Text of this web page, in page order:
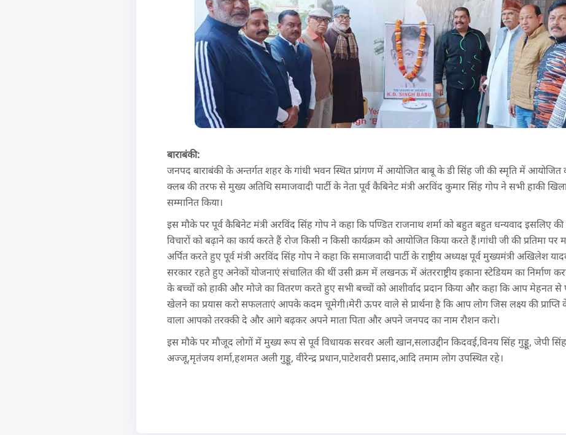
बाराबंकी:
जनपद बाराबंकी के अन्तर्गत शहर के गांधी भवन स्थित प्रांगण में आयोजित बाबू के डी सिंह जी की स्मृति में आयोजित
क्लब की तरफ से मुख्य अतिथि समाजवादी पार्टी के नेता पूर्व कैबिनेट मंत्री अरविंद कुमार सिंह गोप ने सभी हाकी
सम्मानित किया।
इस मौके पर पूर्व कैबिनेट मंत्री अरविंद सिंह गोप ने कहा कि पण्डित राजनाथ शर्मा को बहुत बहुत धन्यवाद इसलिए की
विचारों को बढ़ाने का कार्य करते हैं रोज किसी न किसी कार्यक्रम को आयोजित किया करते हैं।गांधी जी की प्रतिमा पर
अर्पित करते हुए पूर्व मंत्री अरविंद सिंह गोप ने कहा कि समाजवादी पार्टी के राष्ट्रीय अध्यक्ष पूर्व मुख्यमंत्री अखिलेश
सरकार रहते हुए अनेकों योजनाएं संचालित की थीं उसी क्रम में लखनऊ में अंतरराष्ट्रीय इकाना स्टेडियम का निर्माण
के बच्चों को हाकी और मोजे का वितरण करते हुए सभी बच्चों को आशीर्वाद प्रदान किया और कहा कि आप मेहनत
खेलने का प्रयास करो सफलताएं आपके कदम चूमेगी।मेरी ऊपर वाले से प्रार्थना है कि आप लोग जिस लक्ष्य की प्राप्ति
वाला आपको तरक्की दे और आगे बढ़कर अपने माता पिता और अपने जनपद का नाम रौशन करो।
इस मौके पर मौजूद लोगों में मुख्य रूप से पूर्व विधायक सरवर अली खान,सलाउद्दीन किदवई,विनय सिंह गुड्डू, जेपी
अज्जू,मृतंजय शर्मा,हशमत अली गुड्डू, वीरेन्द्र प्रधान,पाटेशवरी प्रसाद,आदि तमाम लोग उपस्थित रहे।